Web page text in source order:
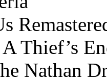
Thief’s
Nathan